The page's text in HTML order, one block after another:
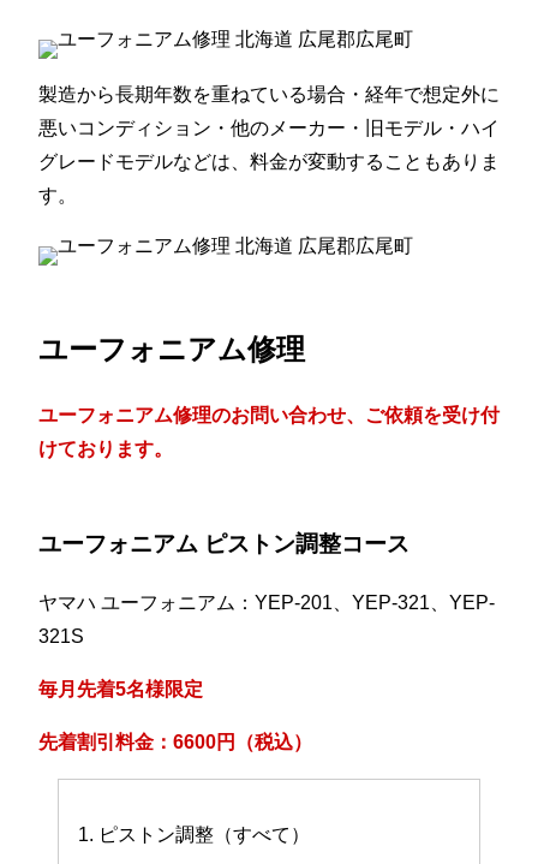
製造から長期年数を重ねている場合・経年で想定外に
悪いコンディション・他のメーカー・旧モデル・ハイ
グレードモデルなどは、料金が変動することもありま
す。
ユーフォニアム修理
ユーフォニアム修理のお問い合わせ、ご依頼を受け付
けております。
ユーフォニアム ピストン調整コース
ヤマハ ユーフォニアム：YEP-201、YEP-321、YEP-
321S
毎月先着5名様限定
先着割引料金：6600円（税込）
1. ピストン調整（すべて）